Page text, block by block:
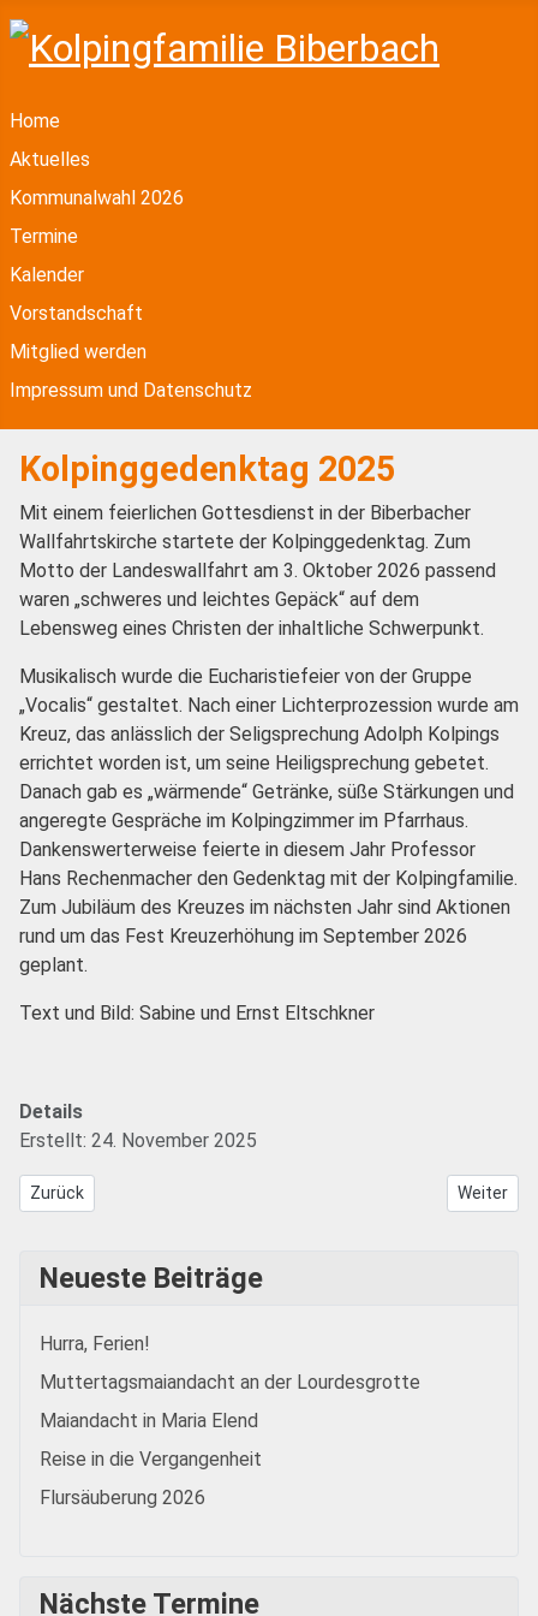
Home
Aktuelles
Kommunalwahl 2026
Termine
Kalender
Vorstandschaft
Mitglied werden
Impressum und Datenschutz
Neueste Beiträge
Hurra, Ferien!
Muttertagsmaiandacht an der Lourdesgrotte
Maiandacht in Maria Elend
Reise in die Vergangenheit
Flursäuberung 2026
Nächste Termine
Kolpinggedenktag 2025
Mit einem feierlichen Gottesdienst in der Biberbacher
Wallfahrtskirche startete der Kolpinggedenktag. Zum
Motto der Landeswallfahrt am 3. Oktober 2026 passend
waren „schweres und leichtes Gepäck“ auf dem
Lebensweg eines Christen der inhaltliche Schwerpunkt.
Musikalisch wurde die Eucharistiefeier von der Gruppe
„Vocalis“ gestaltet. Nach einer Lichterprozession wurde am
Kreuz, das anlässlich der Seligsprechung Adolph Kolpings
errichtet worden ist, um seine Heiligsprechung gebetet.
Danach gab es „wärmende“ Getränke, süße Stärkungen und
angeregte Gespräche im Kolpingzimmer im Pfarrhaus.
Dankenswerterweise feierte in diesem Jahr Professor
Hans Rechenmacher den Gedenktag mit der Kolpingfamilie.
Zum Jubiläum des Kreuzes im nächsten Jahr sind Aktionen
rund um das Fest Kreuzerhöhung im September 2026
geplant.
Text und Bild: Sabine und Ernst Eltschkner
Details
Erstellt: 24. November 2025
Vorheriger Beitrag: Orgelführung 2025
Zurück Nächster
Weiter